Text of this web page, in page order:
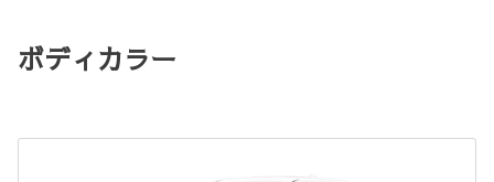
ボディカラー